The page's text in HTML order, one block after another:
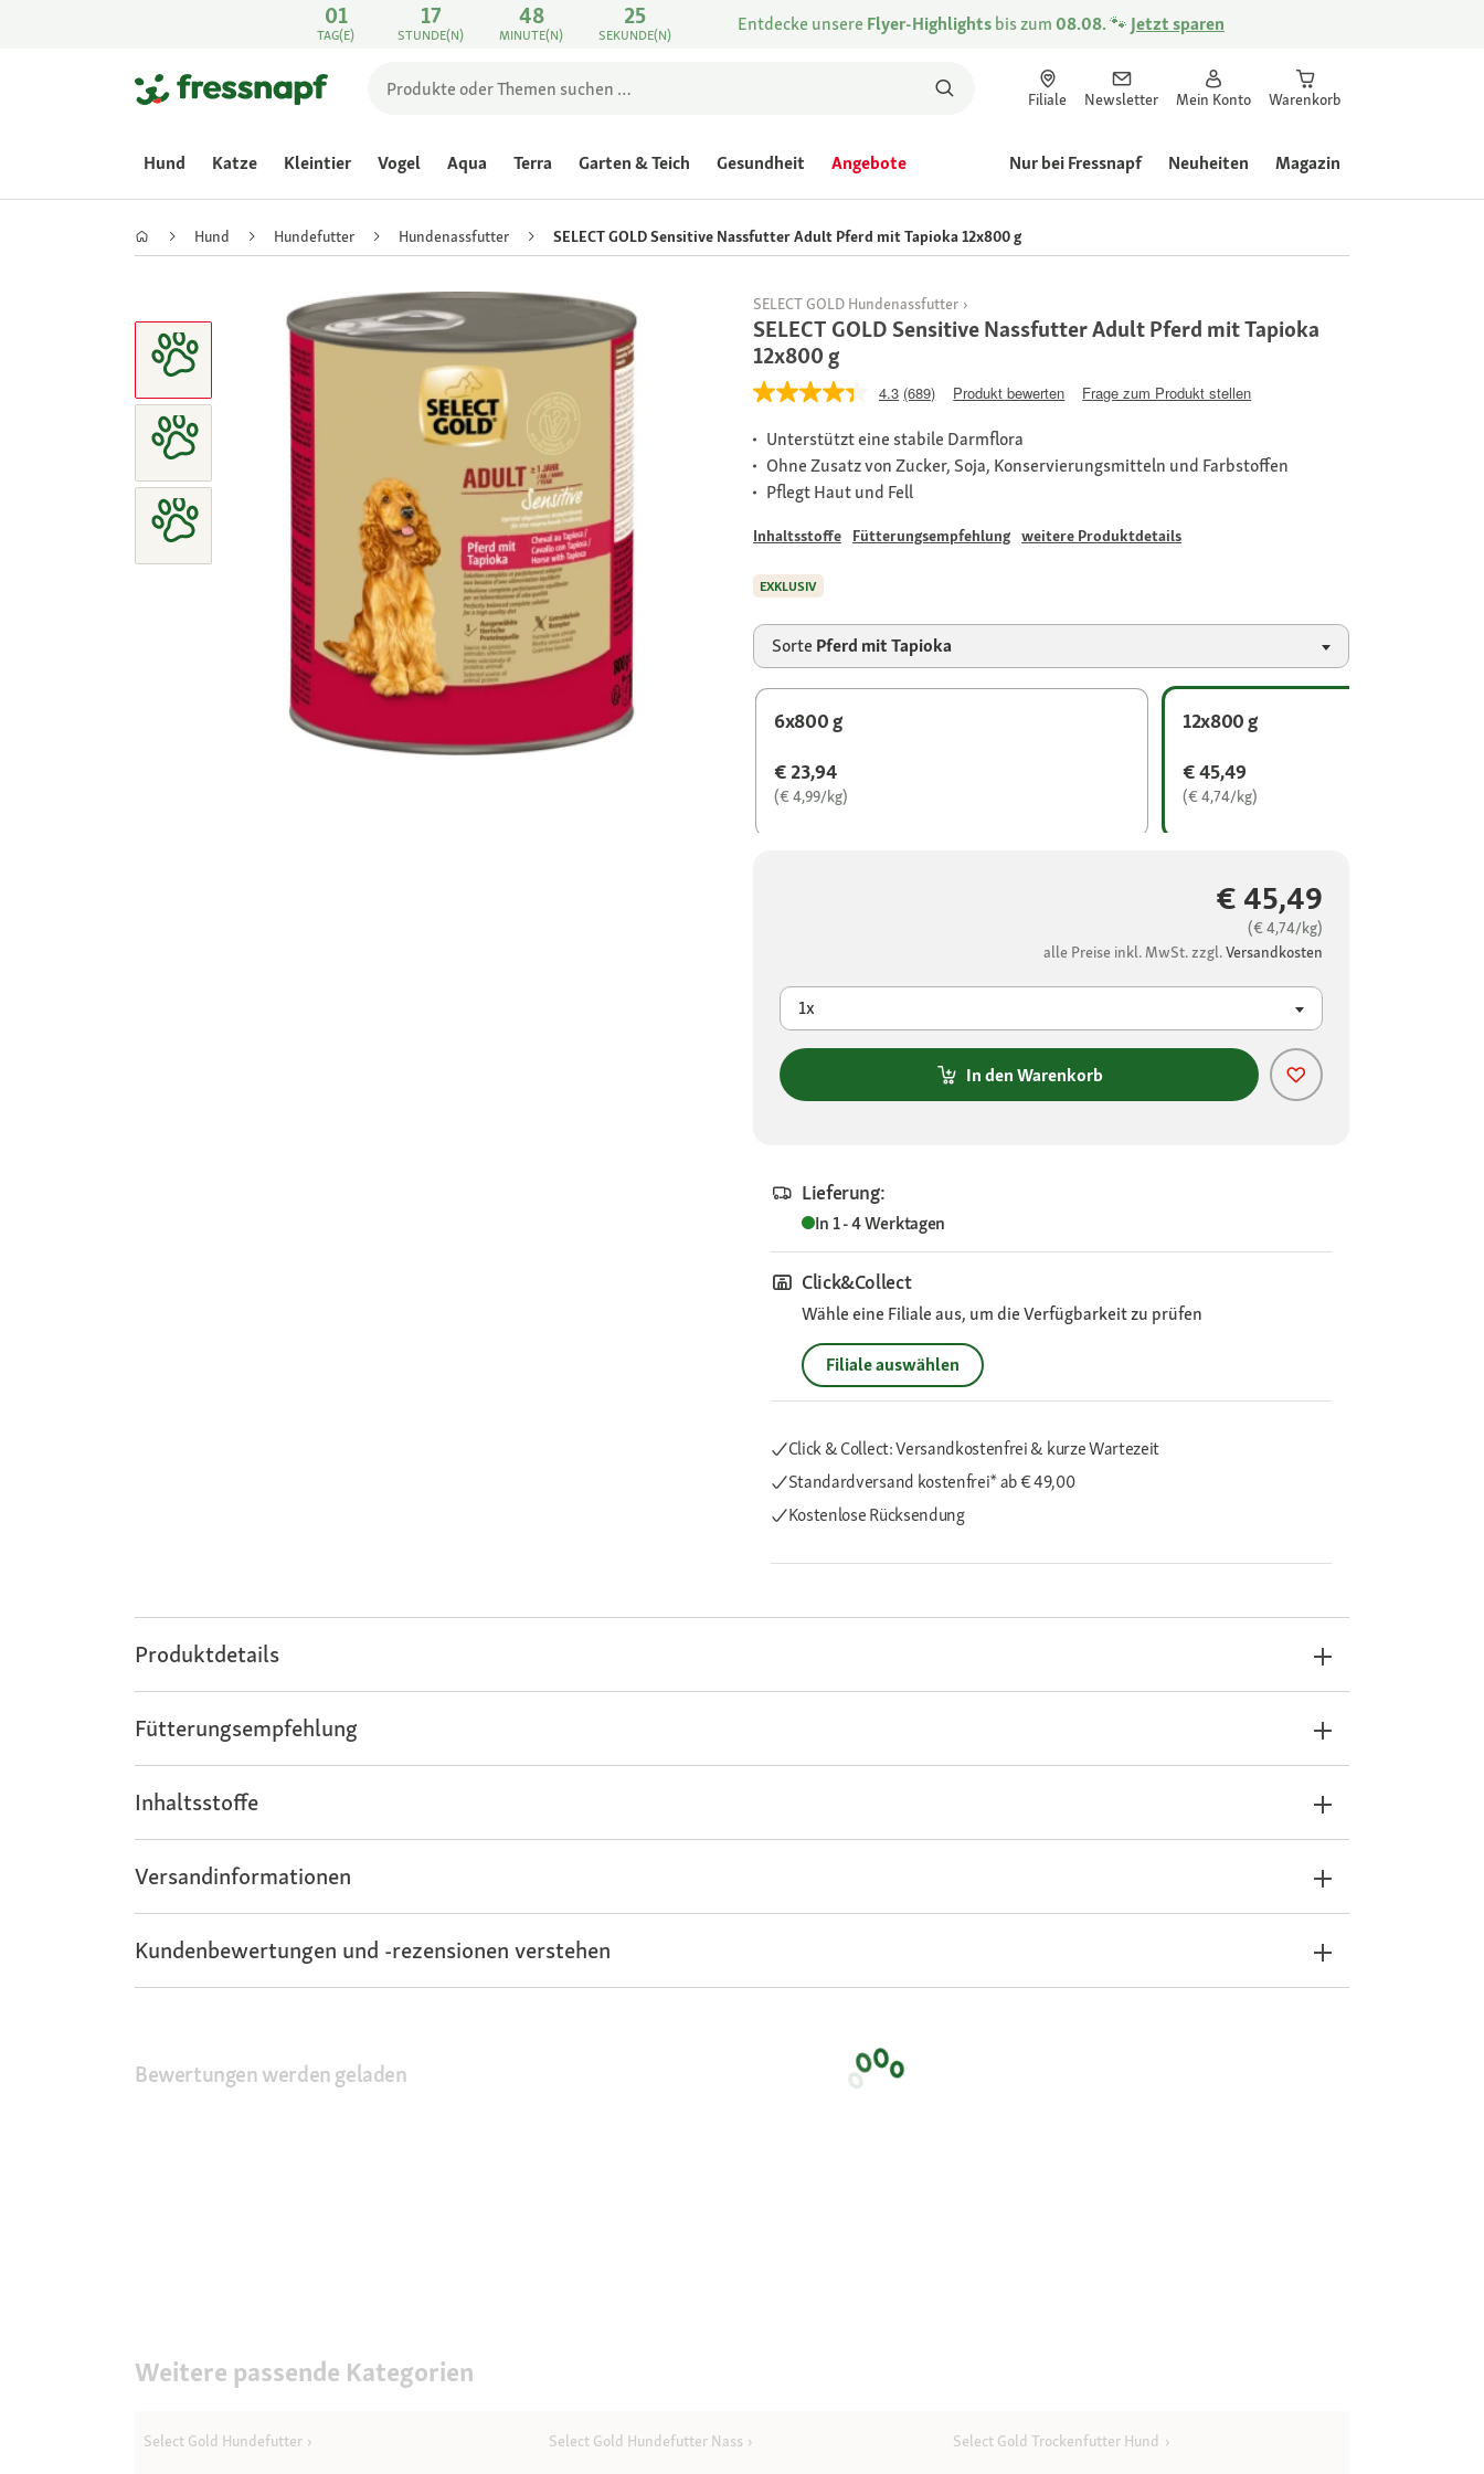
01
TAG(E)
17
STUNDE(N)
48
MINUTE(N)
25
SEKUNDE(N) Entdecke unsere Flyer-Highlightsbis zum08.08.🐾 Jetzt sparen
Filiale Newsletter Mein Konto Warenkorb
Hund Katze Kleintier Vogel Aqua Terra Garten & Teich Gesundheit Angebote Nur bei Fressnapf Neuheiten Magazin
Hund Hundefutter Hundenassfutter SELECT GOLD Sensitive Nassfutter Adult Pferd mit Tapioka 12x800 g
SELECT GOLD Hundenassfutter
SELECT GOLD Sensitive Nassfutter Adult Pferd mit Tapioka
12x800 g
4.3 (689) Produkt bewerten Frage zum Produkt stellen
Unterstützt eine stabile Darmflora
Ohne Zusatz von Zucker, Soja, Konservierungsmitteln und Farbstoffen
Pflegt Haut und Fell
Inhaltsstoffe Fütterungsempfehlung weitere Produktdetails
EXKLUSIV
Sorte Pferd mit Tapioka
6x800 g
€ 23,94
(€ 4,99/kg)
12x800 g
€ 45,49
(€ 4,74/kg)
€ 45,49
(€ 4,74/kg)
alle Preise inkl. MwSt. zzgl.Versandkosten
1x
In den Warenkorb
Lieferung:
In 1 - 4 Werktagen
Click&Collect
Wähle eine Filiale aus, um die Verfügbarkeit zu prüfen
Filiale auswählen
Click & Collect: Versandkostenfrei & kurze Wartezeit
Standardversand kostenfrei*ab € 49,00
Kostenlose Rücksendung
Produktdetails
Fütterungsempfehlung
Inhaltsstoffe
Versandinformationen
Kundenbewertungen und -rezensionen verstehen
Bewertungen werden geladen
Weitere passende Kategorien
Select Gold Hundefutter Select Gold Hundefutter Nass Select Gold Trockenfutter Hund